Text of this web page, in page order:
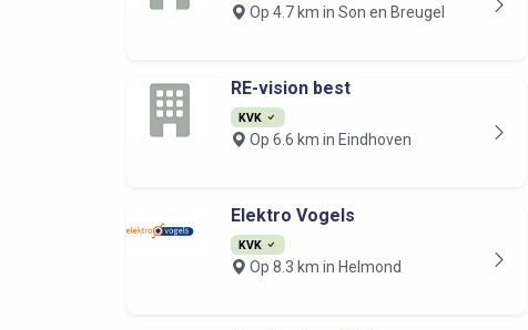
Op 4.7 km in Son en Breugel
RE-vision best
KVK
Op 6.6 km in Eindhoven
Elektro Vogels
KVK
Op 8.3 km in Helmond